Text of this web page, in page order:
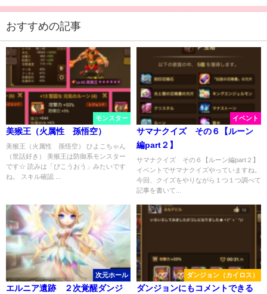
おすすめの記事
モンスター
美猴王（火属性 孫悟空）
美猴王（火属性 孫悟空） ひよこちゃん
（世話好き） 美猴王は防御系モンスター
です☆ 読みは「びこうおう」みたいです
ね。 スキル確認 ...
イベント
サマナクイズ その６【ルーン
編part２】
サマナクイズ その６【ルーン編part２】
イベントでサマナクイズやっていますね。
今回、クイズをやりながら１つ１つ調べて
記事を書いて...
次元ホール
エルニア遺跡 ２次覚醒ダンジ
ダンジョン（カイロス）
ダンジョンにもコメントできる